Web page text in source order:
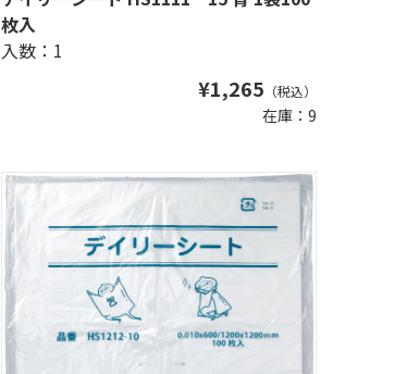
枚入
入数：1
¥1,265 （税込）
在庫：9